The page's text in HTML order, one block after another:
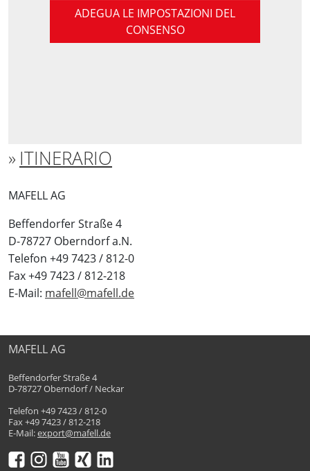
ADEGUA LE IMPOSTAZIONI DEL
CONSENSO
ITINERARIO
MAFELL AG
Beffendorfer Straße 4
D-78727 Oberndorf a.N.
Telefon +49 7423 / 812-0
Fax +49 7423 / 812-218
E-Mail: mafell@mafell.de
MAFELL AG
Beffendorfer Straße 4
D-78727 Oberndorf / Neckar
Telefon +49 7423 / 812-0
Fax +49 7423 / 812-218
E-Mail:export@mafell.de